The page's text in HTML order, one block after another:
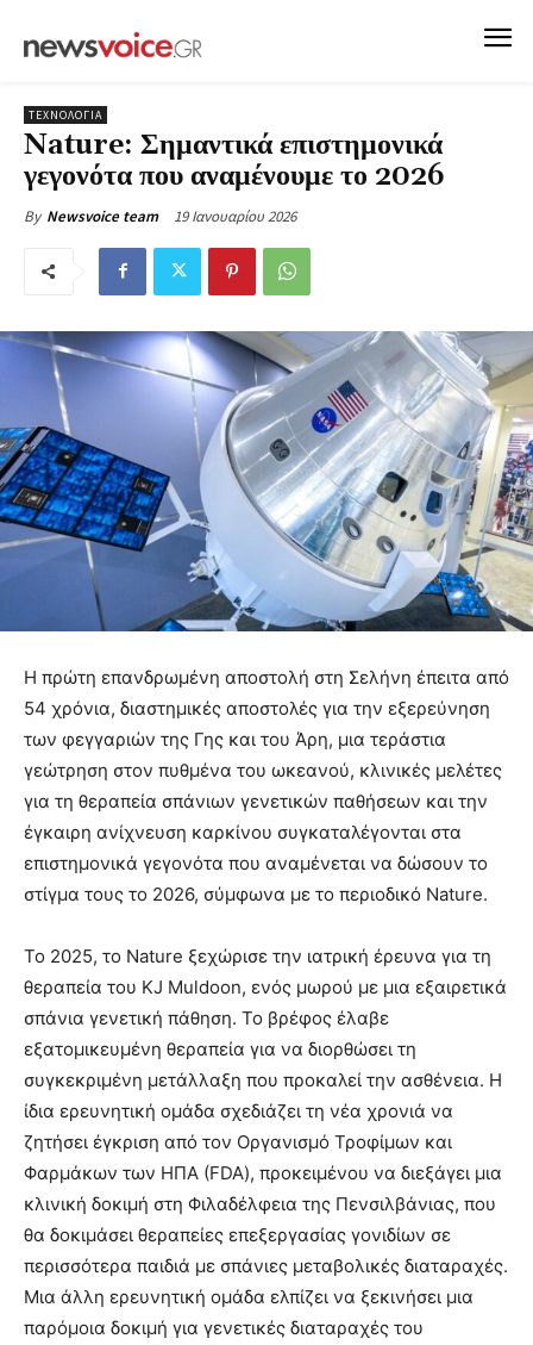
ΤΕΧΝΟΛΟΓΙΑ
Nature: Σημαντικά επιστημονικά
γεγονότα που αναμένουμε το 2026
By Newsvoice team 19 Ιανουαρίου 2026
Η πρώτη επανδρωμένη αποστολή στη Σελήνη έπειτα από
54 χρόνια, διαστημικές αποστολές για την εξερεύνηση
των φεγγαριών της Γης και του Άρη, μια τεράστια
γεώτρηση στον πυθμένα του ωκεανού, κλινικές μελέτες
για τη θεραπεία σπάνιων γενετικών παθήσεων και την
έγκαιρη ανίχνευση καρκίνου συγκαταλέγονται στα
επιστημονικά γεγονότα που αναμένεται να δώσουν το
στίγμα τους το 2026, σύμφωνα με το περιοδικό Nature.
Το 2025, το Nature ξεχώρισε την ιατρική έρευνα για τη
θεραπεία του KJ Muldoon, ενός μωρού με μια εξαιρετικά
σπάνια γενετική πάθηση. Το βρέφος έλαβε
εξατομικευμένη θεραπεία για να διορθώσει τη
συγκεκριμένη μετάλλαξη που προκαλεί την ασθένεια. Η
ίδια ερευνητική ομάδα σχεδιάζει τη νέα χρονιά να
ζητήσει έγκριση από τον Οργανισμό Τροφίμων και
Φαρμάκων των ΗΠΑ (FDA), προκειμένου να διεξάγει μια
κλινική δοκιμή στη Φιλαδέλφεια της Πενσιλβάνιας, που
θα δοκιμάσει θεραπείες επεξεργασίας γονιδίων σε
περισσότερα παιδιά με σπάνιες μεταβολικές διαταραχές.
Μια άλλη ερευνητική ομάδα ελπίζει να ξεκινήσει μια
παρόμοια δοκιμή για γενετικές διαταραχές του